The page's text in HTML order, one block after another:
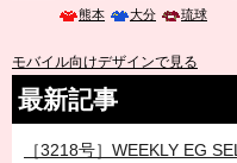
熊本
大分 琉球
モバイル向けデザインで見る
最新記事